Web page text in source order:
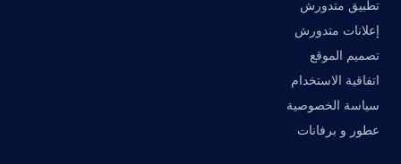
تطبيق متدورش
إعلانات متدورش
تصميم الموقع
اتفاقية الاستخدام
سياسة الخصوصية
عطور و برفانات